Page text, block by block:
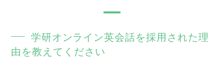
学研オンライン英会話を採用された理
由を教えてください